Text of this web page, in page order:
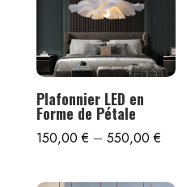
Plafonnier LED en
Forme de Pétale
150,00€ – 550,00€